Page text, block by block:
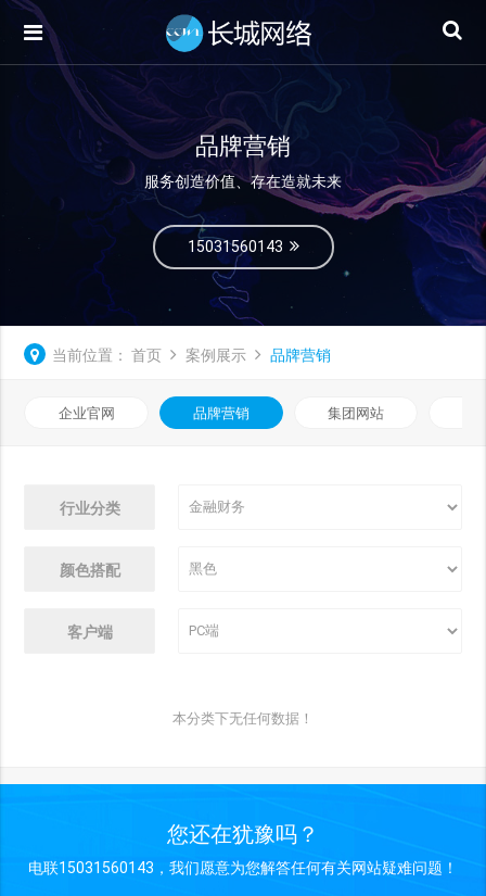
品牌营销
服务创造价值、存在造就未来
15031560143
当前位置： 首页 案例展示 品牌营销
企业官网 品牌营销 集团网站
行业分类
颜色搭配
客户端
本分类下无任何数据！
您还在犹豫吗？
电联15031560143，我们愿意为您解答任何有关网站疑难问题！